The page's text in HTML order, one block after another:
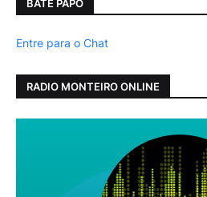
BATE PAPO
Entre para o Chat
RADIO MONTEIRO ONLINE